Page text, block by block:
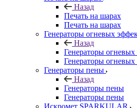
Назад
Печать на шарах
Печать на шарах
Генераторы огневых
Назад
Генераторы огневых
Генераторы огневых
Генераторы пены
Назад
Генераторы пены
Генераторы пены
Искромет SPARKULAR